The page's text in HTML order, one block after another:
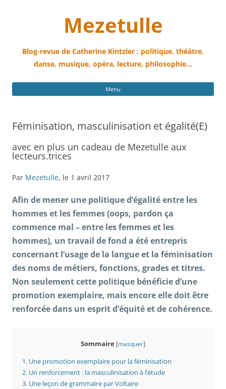
Mezetulle
Blog-revue de Catherine Kintzler : politique, théâtre,
danse, musique, opéra, lecture, philosophie…
Menu
Féminisation, masculinisation et égalité(E)
avec en plus un cadeau de Mezetulle aux
lecteurs.trices
Par Mezetulle, le 1 avril 2017
Afin de mener une politique d’égalité entre les
hommes et les femmes (oops, pardon ça
commence mal – entre les femmes et les
hommes), un travail de fond a été entrepris
concernant l’usage de la langue et la féminisation
des noms de métiers, fonctions, grades et titres.
Non seulement cette politique bénéficie d’une
promotion exemplaire, mais encore elle doit être
renforcée dans un esprit d’équité et de cohérence.
Sommaire [masquer]
1. Une promotion exemplaire pour la féminisation
2. Un renforcement : la masculinisation à l’étude
3. Une leçon de grammaire par Voltaire